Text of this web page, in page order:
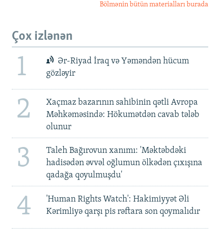
Bölmənin bütün materialları burada
Çox izlənən
1
Ər-Riyad İraq və Yəməndən hücum
gözləyir
2
Xaçmaz bazarının sahibinin qətli Avropa
Məhkəməsində: Hökumətdən cavab tələb
olunur
3
Taleh Bağırovun xanımı: 'Məktəbdəki
hadisədən əvvəl oğlumun ölkədən çıxışına
qadağa qoyulmuşdu'
4
'Human Rights Watch': Hakimiyyət Əli
Kərimliyə qarşı pis rəftara son qoymalıdır